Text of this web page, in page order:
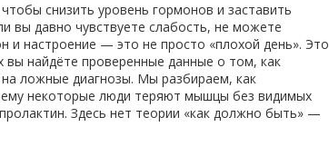
снизить уровень гормонов и заставить
вы давно чувствуете слабость, не можете
и настроение — это не просто «плохой день». Это
найдёте проверенные данные о том, как
на ложные диагнозы. Мы разбираем, как
некоторые люди теряют мышцы без видимых
Здесь нет теории «как должно быть» —